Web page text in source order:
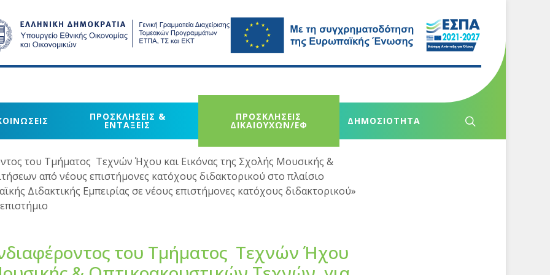
ΠΡΟΣΚΛΗΣΕΙΣ &
ΕΝΤΑΞΕΙΣ
ΠΡΟΣΚΛΗΣΕΙΣ
ΔΙΚΑΙΟΥΧΩΝ/ΕΦ ΔΗΜΟΣΙΟΤΗΤΑ
του Τμήματος Τεχνών Ήχου και Εικόνας της Σχολής Μουσικής &
από νέους επιστήμονες κατόχους διδακτορικού στο πλαίσιο
Διδακτικής Εμπειρίας σε νέους επιστήμονες κατόχους διδακτορικού»
του Τμήματος Τεχνών Ήχου